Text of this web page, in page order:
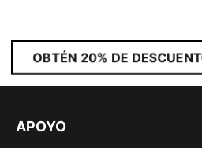
OBTÉN 20% DE
APOYO